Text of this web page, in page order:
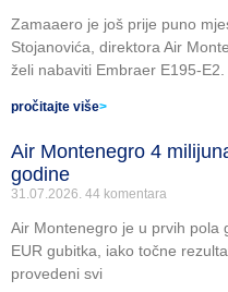
Zamaaero je još prije puno
Stojanovića, direktora Air
želi nabaviti Embraer E195-
pročitajte više>
Air Montenegro 4
godine
31.07.2026. 44 komentara
Air Montenegro je u prvih pola
EUR gubitka, iako točne
provedeni svi